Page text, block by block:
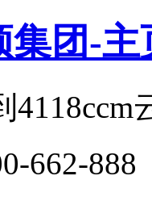
集团-主
4118ccm
662-